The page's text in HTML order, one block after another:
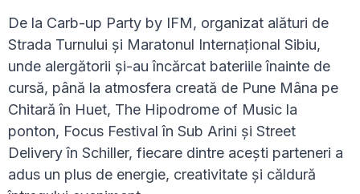
De la Carb-up Party by IFM, organizat alături de
Strada Turnului și Maratonul Internațional Sibiu,
unde alergătorii și-au încărcat bateriile înainte de
cursă, până la atmosfera creată de Pune Mâna pe
Chitară în Huet, The Hipodrome of Music la
ponton, Focus Festival în Sub Arini și Street
Delivery în Schiller, fiecare dintre acești parteneri a
adus un plus de energie, creativitate și căldură